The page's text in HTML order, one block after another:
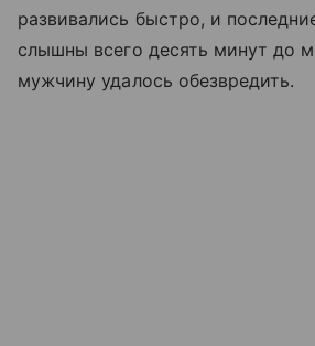
развивались быстро, и
слышны всего десять минут до
мужчину удалось обезвредить.